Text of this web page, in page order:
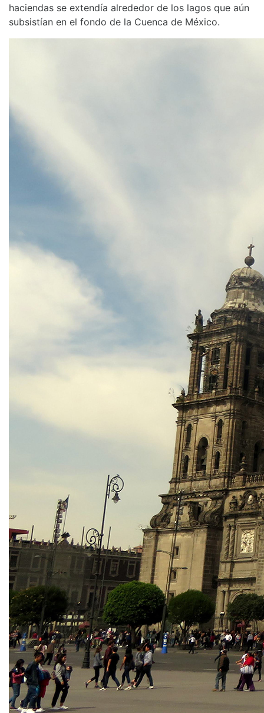
haciendas se extendía alrededor de los lagos que aún
subsistían en el fondo de la Cuenca de México.